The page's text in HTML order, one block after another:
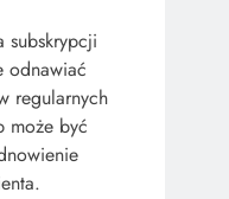
subskrypcji
odnawiać
regularnych
może być